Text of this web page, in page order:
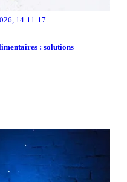
14:11:17
: solutions